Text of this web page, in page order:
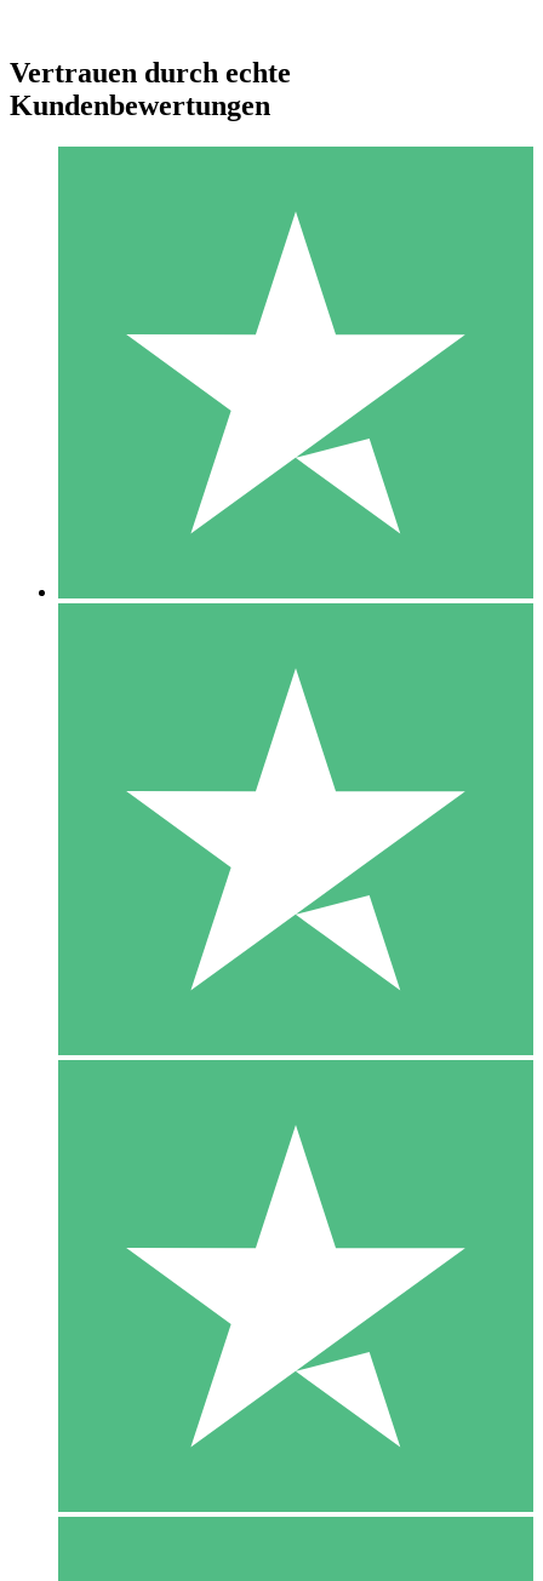
Individuelle Credit-Pakete
Zahlen Sie nach Bedarf mit Download-Credits. Keine
monatliche Verpflichtung erforderlich.
10 00
10 Downloads
20 00
Vertrauen durch echte
Kundenbewertungen